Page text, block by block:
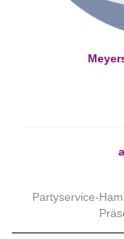
Partyservice-